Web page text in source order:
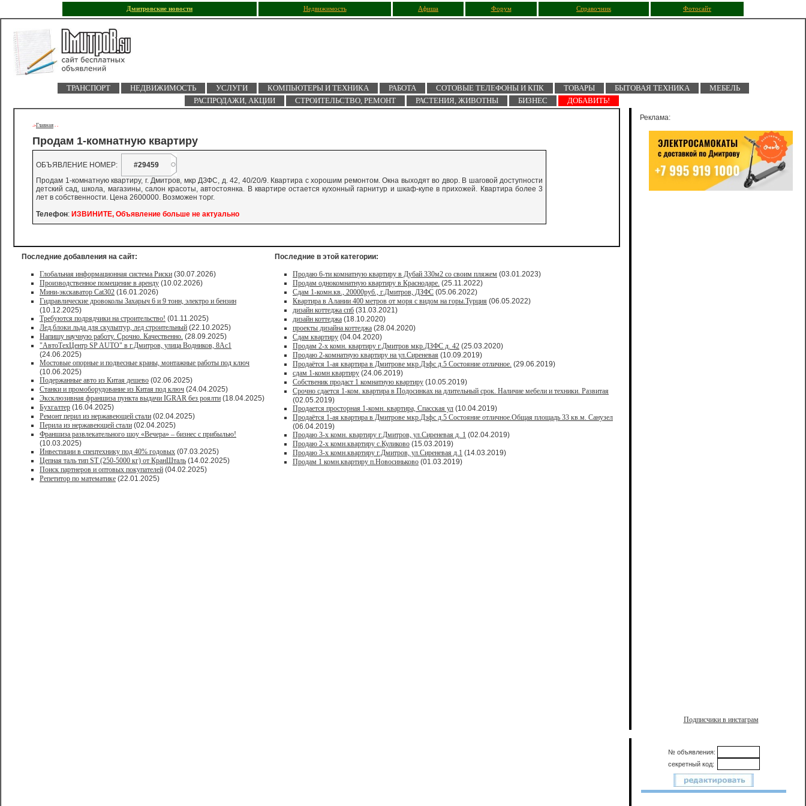
Дмитровские новости Недвижимость Афиша Форум Справочник Фотосайт
ТРАНСПОРТ НЕДВИЖИМОСТЬ УСЛУГИ КОМПЬЮТЕРЫ И ТЕХНИКА РАБОТА СОТОВЫЕ ТЕЛЕФОНЫ И КПК ТОВАРЫ БЫТОВАЯ ТЕХНИКА
МЕБЕЛЬ
РАСПРОДАЖИ, АКЦИИ
СТРОИТЕЛЬСТВО, РЕМОНТ РАСТЕНИЯ, ЖИВОТНЫ БИЗНЕС ДОБАВИТЬ!
->Главная - -
Продам 1-комнатную квартиру
ОБЪЯВЛЕНИЕ НОМЕР:
#29459
Продам 1-комнатную квартиру, г. Дмитров, мкр ДЗФС, д. 42, 40/20/9. Квартира с хорошим ремонтом. Окна выходят во двор. В шаговой доступности
детский сад, школа, магазины, салон красоты, автостоянка. В квартире остается кухонный гарнитур и шкаф-купе в прихожей. Квартира более 3
лет в собственности. Цена 2600000. Возможен торг.
Телефон: ИЗВИНИТЕ, Объявление больше не актуально
Последние добавления на сайт:
Глобальная информационная система Риски (30.07.2026)
Производственное помещение в аренду (10.02.2026)
Мини-экскаватор Cat302 (16.01.2026)
Гидравлические дровоколы Захарыч 6 и 9 тонн, электро и бензин
(10.12.2025)
Требуются подрядчики на строительство! (01.11.2025)
Лед,блоки льда для скульптур, лед строительный (22.10.2025)
Напишу научную работу. Срочно. Качественно. (28.09.2025)
"АвтоТехЦентр SP AUTO" в г.Дмитров, улица Водников, 8Ас1
(24.06.2025)
Мостовые опорные и подвесные краны, монтажные работы под ключ
(10.06.2025)
Подержанные авто из Китая дешево (02.06.2025)
Станки и промоборудование из Китая под ключ (24.04.2025)
Эксклюзивная франшиза пункта выдачи IGRAR без роялти (18.04.2025)
Бухгалтер (16.04.2025)
Ремонт перил из нержавеющей стали (02.04.2025)
Перила из нержавеющей стали (02.04.2025)
Франшиза развлекательного шоу «Вечера» – бизнес с прибылью!
(10.03.2025)
Инвестиции в спецтехнику под 40% годовых (07.03.2025)
Цепная таль тип ST (250-5000 кг) от КранШталь (14.02.2025)
Поиск партнеров и оптовых покупателей (04.02.2025)
Репетитор по математике (22.01.2025)
Последние в этой категории:
Продаю 6-ти комнатную квартиру в Дубай 330м2 со своим пляжем (03.01.2023)
Продам однокомнатную квартиру в Краснодаре. (25.11.2022)
Сдам 1-комн.кв., 20000руб., г.Дмитров, ДЗФС (05.06.2022)
Квартира в Алании 400 метров от моря с видом на горы.Турция (06.05.2022)
дизайн коттеджа спб (31.03.2021)
дизайн коттеджа (18.10.2020)
проекты дизайна коттеджа (28.04.2020)
Сдам квартиру (04.04.2020)
Продам 2-х комн. квартиру г.Дмитров мкр.ДЗФС д. 42 (25.03.2020)
Продаю 2-комнатную квартиру на ул.Сиреневая (10.09.2019)
Продаётся 1-ая квартира в Дмитрове мкр.Дзфс д.5 Состояние отличное. (29.06.2019)
сдам 1-комн квартиру (24.06.2019)
Собственик продаст 1 комнатную квартиру (10.05.2019)
Срочно сдается 1-ком. квартира в Подосинках на длительный срок. Наличие мебели и техники. Развитая
(02.05.2019)
Продается просторная 1-комн. квартира, Спасская ул (10.04.2019)
Продаётся 1-ая квартира в Дмитрове мкр.Дзфс д.5 Состояние отличное.Общая площадь 33 кв.м. Санузел
(06.04.2019)
Продаю 3-х комн. квартиру г.Дмитров, ул.Сиреневая д. 1 (02.04.2019)
Продаю 2-х комн.квартиру с.Куликово (15.03.2019)
Продаю 3-х комн.квартиру г.Дмитров, ул.Сиреневая д.1 (14.03.2019)
Продам 1 комн.квартиру п.Новосиньково (01.03.2019)
Реклама:
Подписчики в инстаграм
№ объявления:
секретный код: